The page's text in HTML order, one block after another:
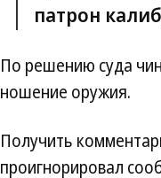
патрон
По решению суда
ношение оружия.
Получить
проигнорировал